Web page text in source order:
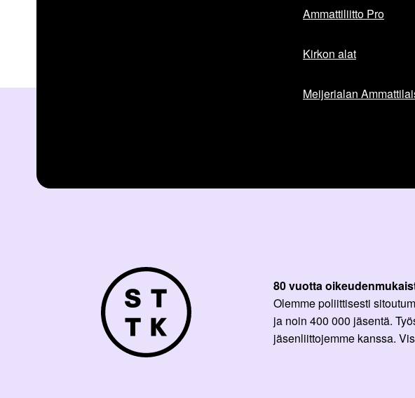
Ammattiliitto Pro
Kirkon alat
Meijerialan
80 vuotta
Olemme poliittisesti
ja noin 400 000 jäsentä.
jäsenliittojemme kanssa.